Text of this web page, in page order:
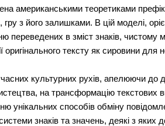
американськими теоретиками
з його залишками. В цій моделі,
переведених в зміст знаків, чистому
тексту як сировини для
культурних рухів, апелюючи до
на трансформацію текстових
унікальних способів обміну
знаків та значень, деякі з